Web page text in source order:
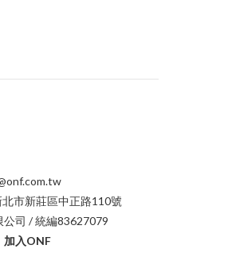
市新莊區中正路110號
公司 / 統編83627079
加入ONF